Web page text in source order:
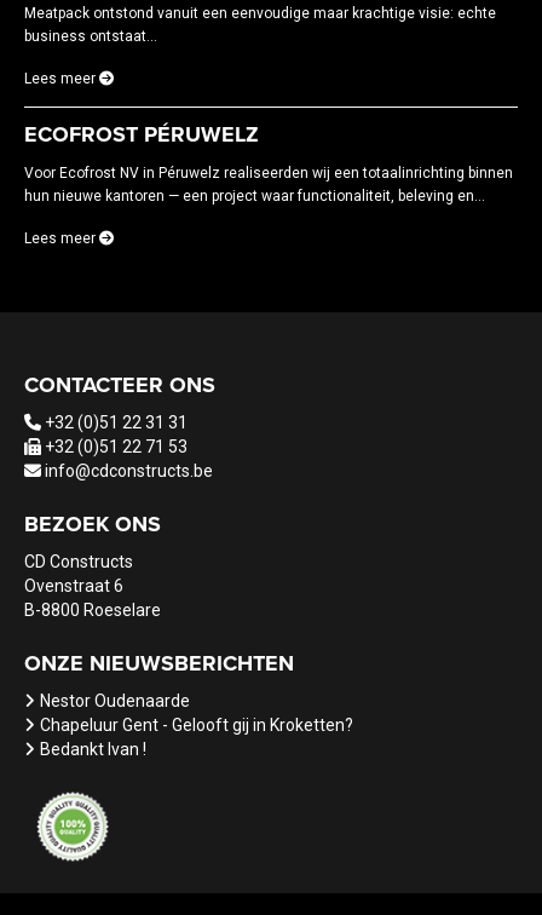
Meatpack ontstond vanuit een eenvoudige maar krachtige visie: echte
business ontstaat...
Lees meer
ECOFROST PÉRUWELZ
Voor Ecofrost NV in Péruwelz realiseerden wij een totaalinrichting binnen
hun nieuwe kantoren — een project waar functionaliteit, beleving en...
Lees meer
CONTACTEER ONS
+32 (0)51 22 31 31
+32 (0)51 22 71 53
info@cdconstructs.be
BEZOEK ONS
CD Constructs
Ovenstraat 6
B-8800 Roeselare
ONZE NIEUWSBERICHTEN
Nestor Oudenaarde
Chapeluur Gent - Gelooft gij in Kroketten?
Bedankt Ivan !